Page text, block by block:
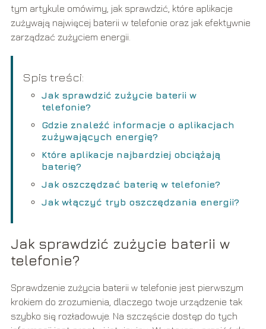
tym artykule omówimy, jak sprawdzić, które aplikacje
zużywają najwięcej baterii w telefonie oraz jak efektywnie
zarządzać zużyciem energii.
Spis treści:
Jak sprawdzić zużycie baterii w
telefonie?
Gdzie znaleźć informacje o aplikacjach
zużywających energię?
Które aplikacje najbardziej obciążają
baterię?
Jak oszczędzać baterię w telefonie?
Jak włączyć tryb oszczędzania energii?
Jak sprawdzić zużycie baterii w
telefonie?
Sprawdzenie zużycia baterii w telefonie jest pierwszym
krokiem do zrozumienia, dlaczego twoje urządzenie tak
szybko się rozładowuje. Na szczęście dostęp do tych